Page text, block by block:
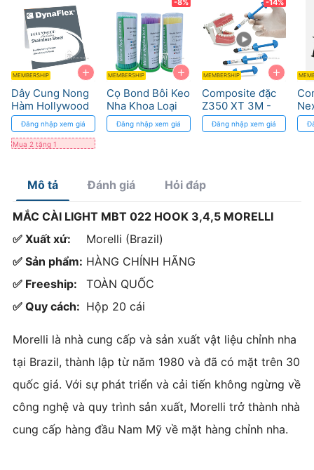
+
MEMBERSHIP
Dây Cung Nong
Hàm Hollywood
Stainless Steel -
Mở Rộng Hàm
Hiệu Quả
Đăng nhập xem giá
Mua 2 tặng 1
+
MEMBERSHIP
Cọ Bond Bôi Keo
Nha Khoa Loại
TốtĐăng nhập xem giá
+
MEMBERSHIP
Composite đặc
Z350 XT 3M -
Thẩm mỹ cao,
bền màu
Đăng nhập xem giá
Mô tả Đánh giá Hỏi đáp
MẮC CÀI LIGHT MBT 022 HOOK 3,4,5 MORELLI
✅ Xuất xứ:
Morelli (Brazil)
✅ Sản phẩm: HÀNG CHÍNH HÃNG
✅ Freeship:
TOÀN QUỐC
✅ Quy cách: Hộp 20 cái
Morelli là nhà cung cấp và sản xuất vật liệu chỉnh nha
tại Brazil, thành lập từ năm 1980 và đã có mặt trên 30
quốc giá. Với sự phát triển và cải tiến không ngừng về
công nghệ và quy trình sản xuất, Morelli trở thành nhà
cung cấp hàng đầu Nam Mỹ về mặt hàng chỉnh nha.